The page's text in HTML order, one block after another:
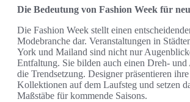
Die Bedeutung von Fashion Week für
Die Fashion Week stellt einen
Modebranche dar. Veranstaltungen in
York und Mailand sind nicht nur
Entfaltung. Sie bilden auch einen Dreh-
die Trendsetzung. Designer präsentieren ihre
Kollektionen auf dem Laufsteg und setzen
Maßstäbe für kommende Saisons.